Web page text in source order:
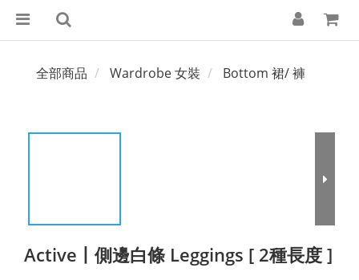
全部商品 Wardrobe 女裝 Bottom 裙/ 褲
Active丨側邊白條 Leggings [ 2種長度 ]